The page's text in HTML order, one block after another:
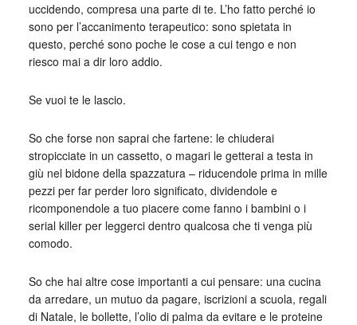
uccidendo, compresa una parte di te. L’ho fatto perché io
sono per l’accanimento terapeutico: sono spietata in
questo, perché sono poche le cose a cui tengo e non
riesco mai a dir loro addio.
Se vuoi te le lascio.
So che forse non saprai che fartene: le chiuderai
stropicciate in un cassetto, o magari le getterai a testa in
giù nel bidone della spazzatura – riducendole prima in mille
pezzi per far perder loro significato, dividendole e
ricomponendole a tuo piacere come fanno i bambini o i
serial killer per leggerci dentro qualcosa che ti venga più
comodo.
So che hai altre cose importanti a cui pensare: una cucina
da arredare, un mutuo da pagare, iscrizioni a scuola, regali
di Natale, le bollette, l’olio di palma da evitare e le proteine